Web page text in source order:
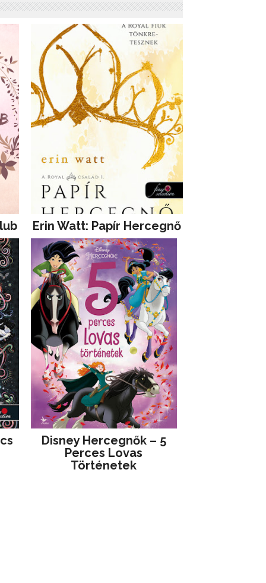
Erin Watt: Papír Hercegnő
Disney ​Hercegnők – 5
Perces Lovas
Történetek